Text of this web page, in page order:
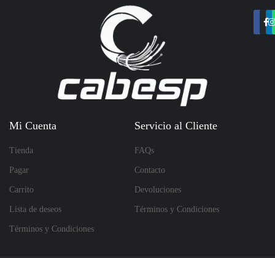
Mi Cuenta
Tienda
Pagar
Carrito
Lista de deseos
Términos y Condiciones
Servicio al Cliente
FAQs
Contacto
Devoluciones
Términos y Condiciones